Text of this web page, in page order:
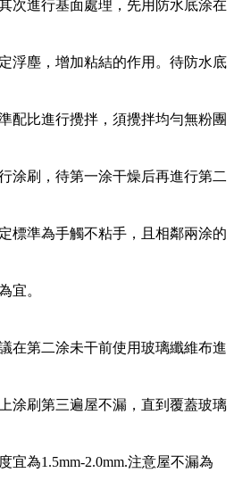
次進行基面處理，先用防水底涂在
浮塵，增加粘結的作用。待防水底
配比進行攪拌，須攪拌均勻無粉團
涂刷，待第一涂干燥后再進行第二
標準為手觸不粘手，且相鄰兩涂的
宜。
在第二涂未干前使用玻璃纖維布進
涂刷第三遍屋不漏，直到覆蓋玻璃
宜為1.5mm-2.0mm.注意屋不漏為